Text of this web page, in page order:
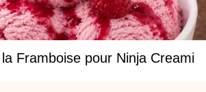
Framboise pour Ninja Creami